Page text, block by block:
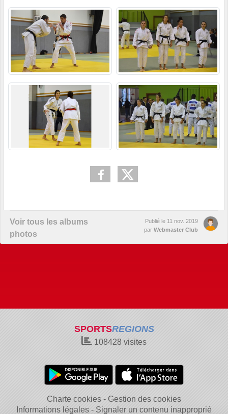
Voir tous les albums
photos
Publié le 11 nov. 2019
par Webmaster Club
SPORTSREGIONS
108428 visites
Charte cookies
Gestion des cookies
Informations légales
Signaler un contenu inapproprié